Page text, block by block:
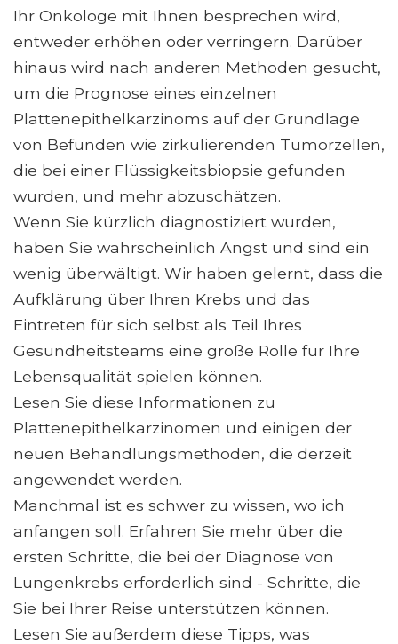
Ihr Onkologe mit Ihnen besprechen wird,
entweder erhöhen oder verringern. Darüber
hinaus wird nach anderen Methoden gesucht,
um die Prognose eines einzelnen
Plattenepithelkarzinoms auf der Grundlage
von Befunden wie zirkulierenden Tumorzellen,
die bei einer Flüssigkeitsbiopsie gefunden
wurden, und mehr abzuschätzen.
Wenn Sie kürzlich diagnostiziert wurden,
haben Sie wahrscheinlich Angst und sind ein
wenig überwältigt. Wir haben gelernt, dass die
Aufklärung über Ihren Krebs und das
Eintreten für sich selbst als Teil Ihres
Gesundheitsteams eine große Rolle für Ihre
Lebensqualität spielen können.
Lesen Sie diese Informationen zu
Plattenepithelkarzinomen und einigen der
neuen Behandlungsmethoden, die derzeit
angewendet werden.
Manchmal ist es schwer zu wissen, wo ich
anfangen soll. Erfahren Sie mehr über die
ersten Schritte, die bei der Diagnose von
Lungenkrebs erforderlich sind - Schritte, die
Sie bei Ihrer Reise unterstützen können.
Lesen Sie außerdem diese Tipps, was